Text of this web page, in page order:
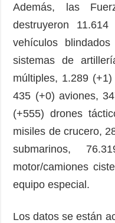
Entrevistas
Fotos
Releases
Además, las
destruyeron
vehículos
sistemas de
múltiples, 1.289
435 (+0) aviones,
(+555) drones
misiles de crucero,
submarinos,
motor/camiones
equipo especial.
Los datos se están